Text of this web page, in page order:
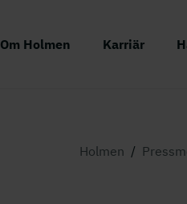
Om Holmen Karriär
Holmen /